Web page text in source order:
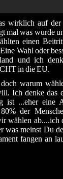
wirklich auf
mal was wurde
einen
Wahl oder
und ich
in die EU.
warum
Ich denke das
ist ...eher eine
der
wählen ab....ich
was meinst Du
fangen an